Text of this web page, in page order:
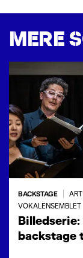
MERE
BACKSTAGE
VOKALENSEMBLET
backstage